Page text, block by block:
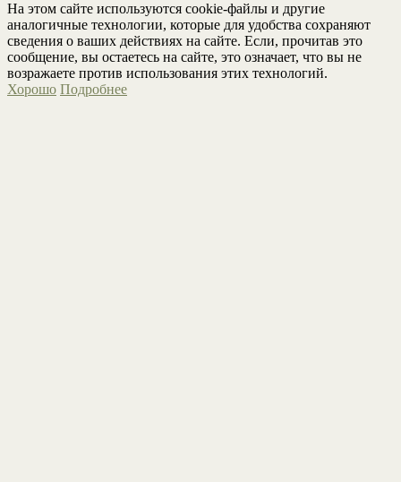
На этом сайте используются cookie-файлы и другие
аналогичные технологии, которые для удобства сохраняют
сведения о ваших действиях на сайте. Если, прочитав это
сообщение, вы остаетесь на сайте, это означает, что вы не
возражаете против использования этих технологий.
Хорошо Подробнее